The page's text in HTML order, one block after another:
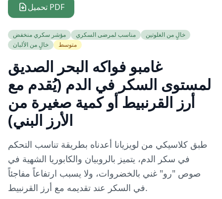
تحميل PDF
مؤشر سكري منخفض مناسب لمرضى السكري
خالٍ من الغلوتين
خالٍ من الألبان
متوسط
غامبو فواكه البحر الصديق
لمستوى السكر في الدم (يُقدم مع
أرز القرنبيط أو كمية صغيرة من
الأرز البني)
طبق كلاسيكي من لويزيانا أعدناه بطريقة تناسب التحكم
في سكر الدم، يتميز بالروبيان والكابوريا الشهية في
صوص "رو" غني بالخضروات، ولا يسبب ارتفاعاً مفاجئاً
في السكر عند تقديمه مع أرز القرنبيط.